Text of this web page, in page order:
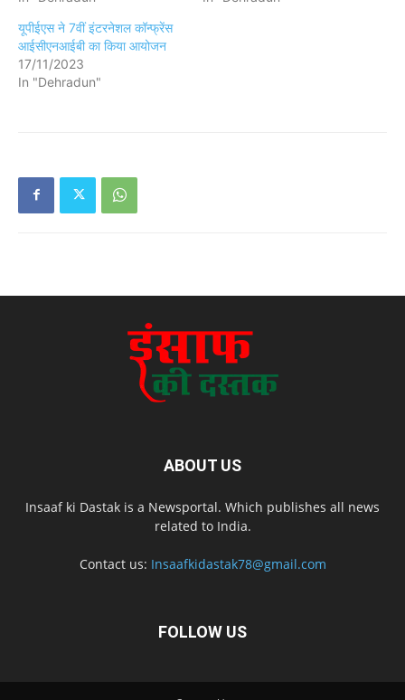
यूपीईएस ने 7वीं इंटरनेशल कॉन्फ्रेंस
आईसीएनआईबी का किया आयोजन
17/11/2023
In "Dehradun"
ABOUT US
Insaaf ki Dastak is a Newsportal. Which publishes all news
related to India.
Contact us: Insaafkidastak78@gmail.com
FOLLOW US